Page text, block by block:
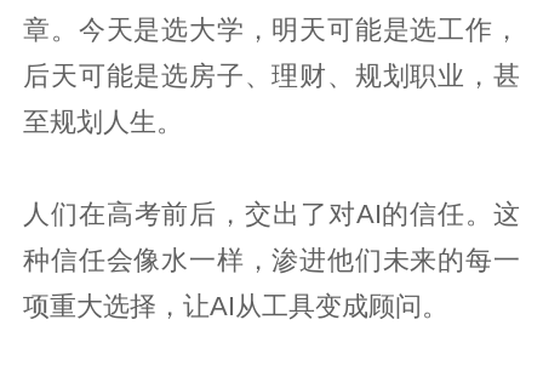
章。今天是选大学，明天可能是选工作，
后天可能是选房子、理财、规划职业，甚
至规划人生。
人们在高考前后，交出了对AI的信任。这
种信任会像水一样，渗进他们未来的每一
项重大选择，让AI从工具变成顾问。